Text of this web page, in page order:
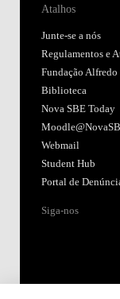
Atalhos
Junte-se a nós
Regulamentos e
Fundação Alfredo
Biblioteca
Nova SBE Today
Webmail
Student Hub
Portal de
Siga-nos